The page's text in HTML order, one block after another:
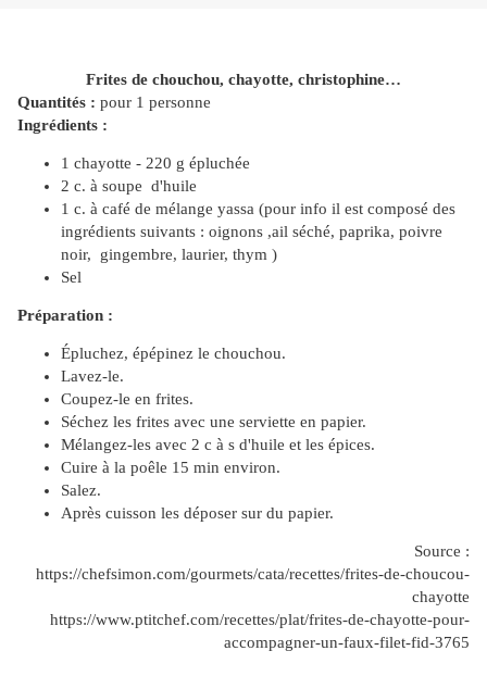
Frites de chouchou, chayotte, christophine…
Quantités : pour 1 personne
Ingrédients :
1 chayotte - 220 g épluchée
2 c. à soupe d'huile
1 c. à café de mélange yassa (pour info il est composé des
ingrédients suivants : oignons ,ail séché, paprika, poivre
noir, gingembre, laurier, thym )
Sel
Préparation :
Épluchez, épépinez le chouchou.
Lavez-le.
Coupez-le en frites.
Séchez les frites avec une serviette en papier.
Mélangez-les avec 2 c à s d'huile et les épices.
Cuire à la poêle 15 min environ.
Salez.
Après cuisson les déposer sur du papier.
Source :
https://chefsimon.com/gourmets/cata/recettes/frites-de-choucou-
chayotte
https://www.ptitchef.com/recettes/plat/frites-de-chayotte-pour-
accompagner-un-faux-filet-fid-3765